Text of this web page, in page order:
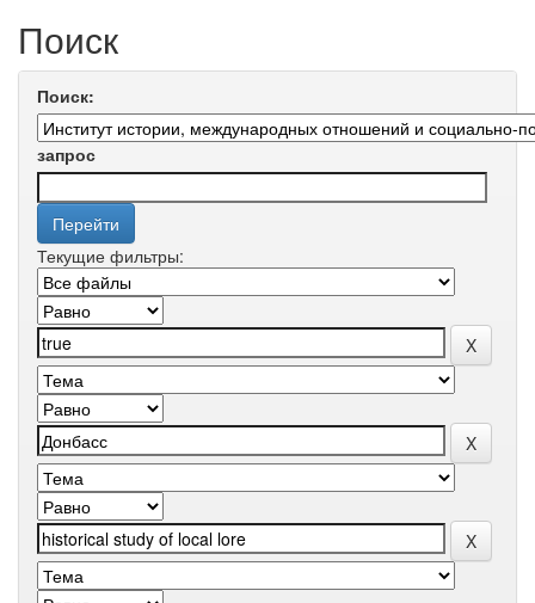
Поиск
Поиск:
запрос
Текущие фильтры: